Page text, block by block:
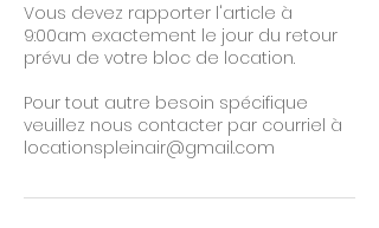
Vous devez rapporter l'article à
9:00am exactement le jour du retour
prévu de votre bloc de location.
Pour tout autre besoin spécifique
veuillez nous contacter par courriel à
locationspleinair@gmail.com